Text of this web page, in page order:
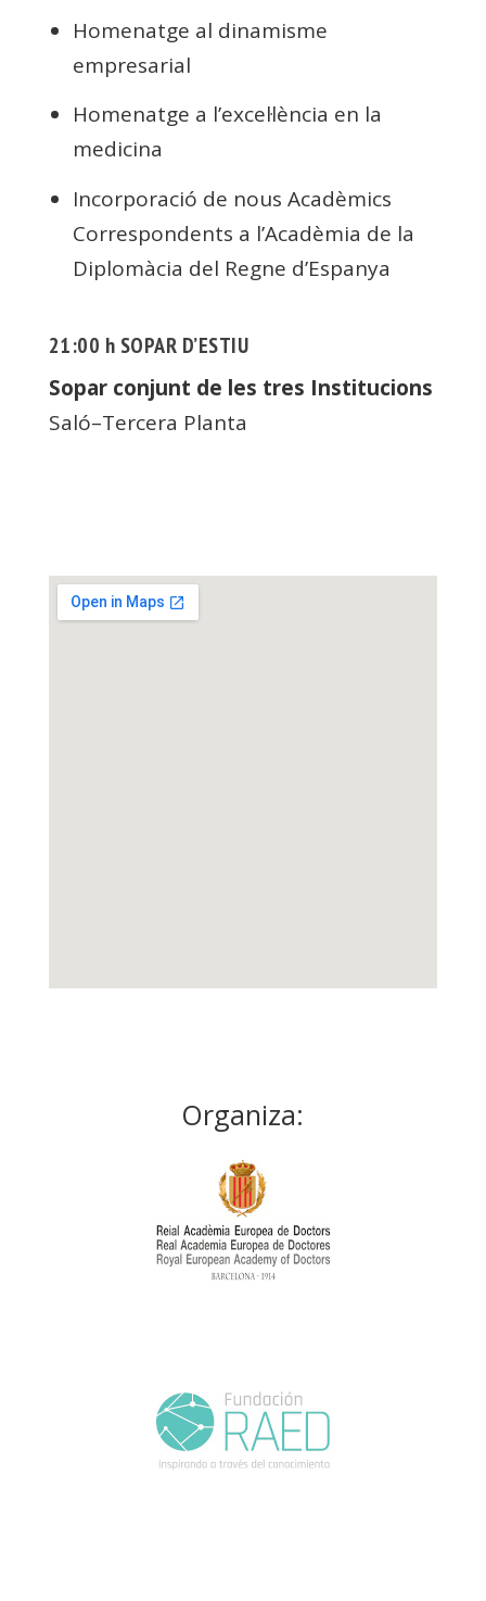
Homenatge al dinamisme
empresarial
Homenatge a l’excel·lència en la
medicina
Incorporació de nous Acadèmics
Correspondents a l’Acadèmia de la
Diplomàcia del Regne d’Espanya
21:00 h SOPAR D’ESTIU
Sopar conjunt de les tres Institucions
Saló–Tercera Planta
Organiza: